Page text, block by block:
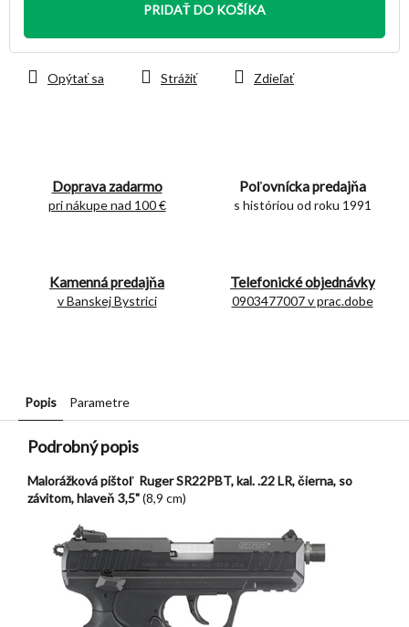
PRIDAŤ DO KOŠÍKA
Doprava zadarmo
pri nákupe nad 100 €
Poľovnícka predajňa
s históriou od roku 1991
Kamenná predajňa
v Banskej Bystrici
Telefonické objednávky
0903477007 v prac.dobe
Opýtať sa Strážiť Zdieľať
Popis Parametre
Podrobný popis
Malorážková pištoľ Ruger SR22PBT, kal. .22 LR, čierna, so
závitom, hlaveň 3,5"(8,9 cm)